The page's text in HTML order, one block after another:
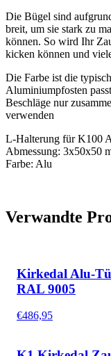
Die Bügel sind
breit, um sie stark zu
können. So wird Ihr
kicken können und
Die Farbe ist die
Aluminiumpfosten
Beschläge nur
verwenden
L-Halterung für K100
Abmessung: 3x50x50
Farbe: Alu
Verwandte
Kirkedal Alu-
RAL 9005
€486,95